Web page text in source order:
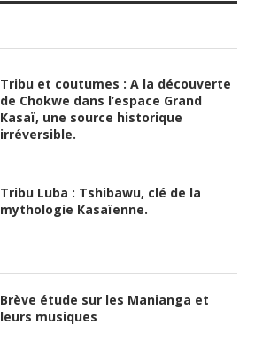
Tribu et coutumes : A la découverte
de Chokwe dans l’espace Grand
Kasaï, une source historique
irréversible.
Tribu Luba : Tshibawu, clé de la
mythologie Kasaïenne.
Brève étude sur les Manianga et
leurs musiques